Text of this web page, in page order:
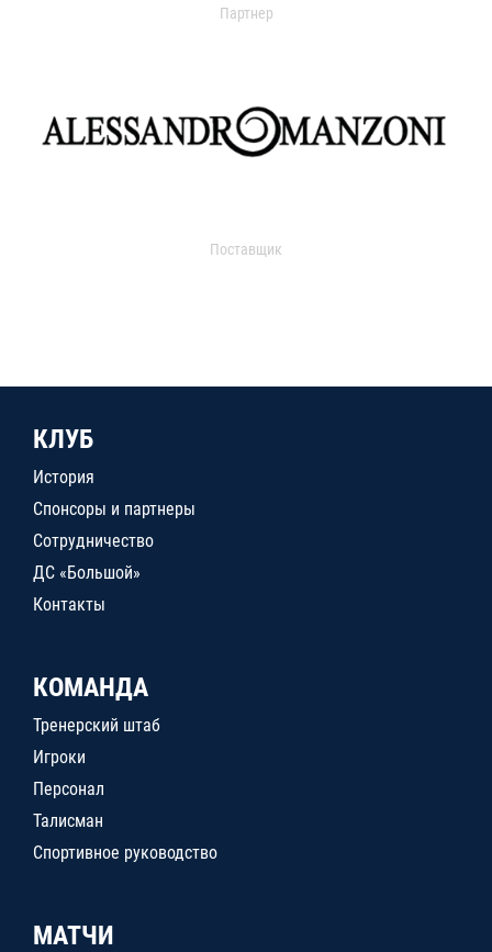
Партнер
Поставщик
КЛУБ
История
Спонсоры и партнеры
Сотрудничество
ДС «Большой»
Контакты
КОМАНДА
Тренерский штаб
Игроки
Персонал
Талисман
Спортивное руководство
МАТЧИ